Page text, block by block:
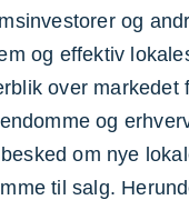
og
og effektiv
over markedet
og
om nye
til salg.